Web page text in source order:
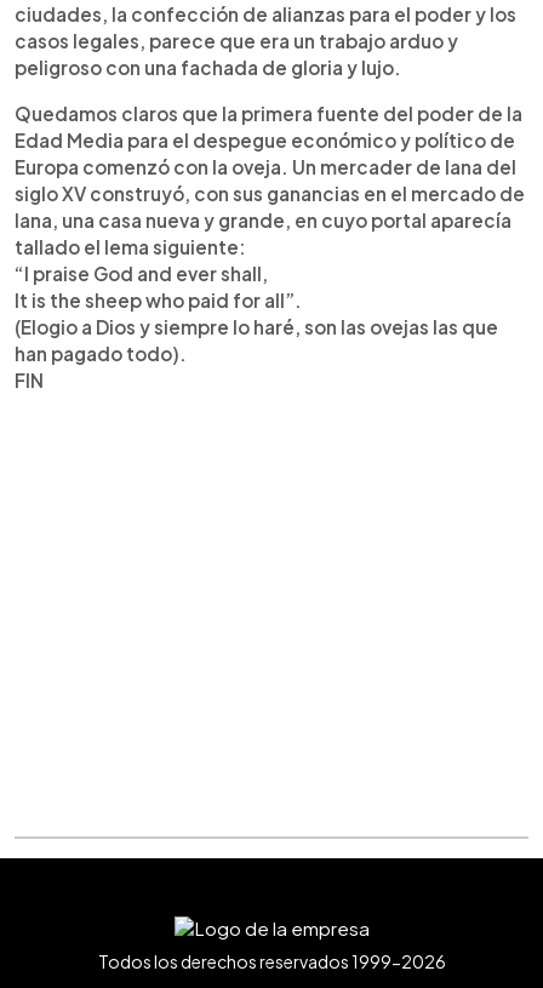
ciudades, la confección de alianzas para el poder y los
casos legales, parece que era un trabajo arduo y
peligroso con una fachada de gloria y lujo.
Quedamos claros que la primera fuente del poder de la
Edad Media para el despegue económico y político de
Europa comenzó con la oveja. Un mercader de lana del
siglo XV construyó, con sus ganancias en el mercado de
lana, una casa nueva y grande, en cuyo portal aparecía
tallado el lema siguiente:
“I praise God and ever shall,
It is the sheep who paid for all”.
(Elogio a Dios y siempre lo haré, son las ovejas las que
han pagado todo).
FIN
Todos los derechos reservados 1999-2026